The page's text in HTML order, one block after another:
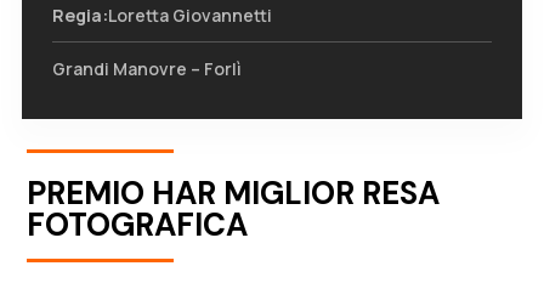
Regia:Loretta Giovannetti
Grandi Manovre – Forlì
PREMIO HAR MIGLIOR RESA
FOTOGRAFICA